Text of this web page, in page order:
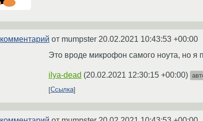
комментарий от mumpster 20.02.2021 10:43:53 +00:00
Это вроде микрофон самого ноута, но я
ilya-dead (20.02.2021 12:30:15 +00:00)
Ссылка